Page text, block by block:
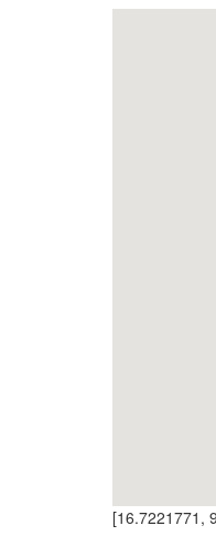
[16.7221771,